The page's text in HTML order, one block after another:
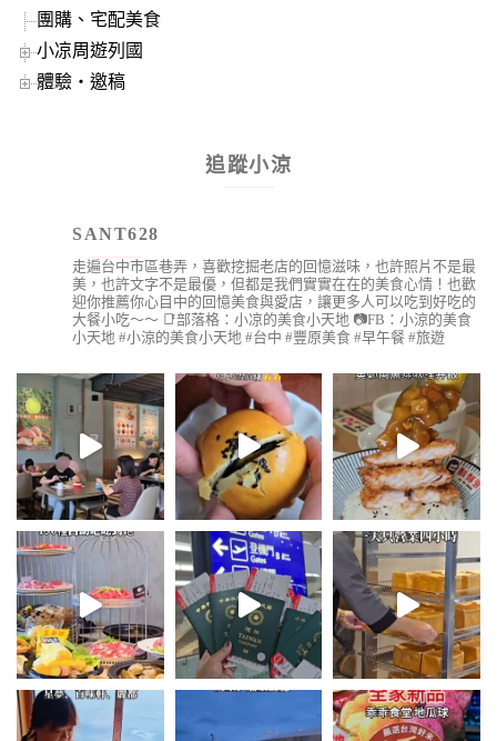
團購、宅配美食
小凉周遊列國
體驗‧邀稿
追蹤小涼
SANT628
走遍台中市區巷弄，喜歡挖掘老店的回憶滋味，也許照片不是最
美，也許文字不是最優，但都是我們實實在在的美食心情！也歡
迎你推薦你心目中的回憶美食與愛店，讓更多人可以吃到好吃的
大餐小吃～～ 📑部落格：小凉的美食小天地 📷FB：小涼的美食
小天地 #小涼的美食小天地 #台中 #豐原美食 #早午餐 #旅遊